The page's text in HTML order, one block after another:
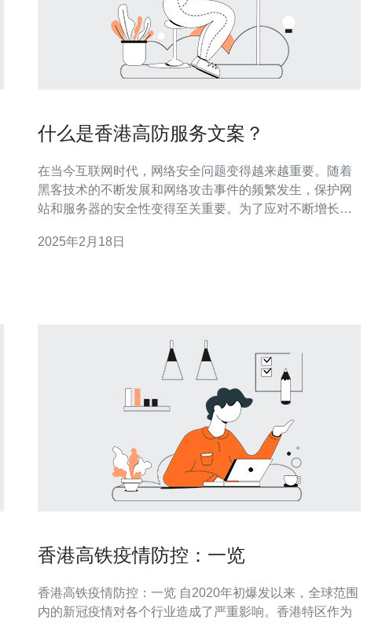
什么是香港高防服务文案？
在当今互联网时代，网络安全问题变得越来越重要。随着
黑客技术的不断发展和网络攻击事件的频繁发生，保护网
站和服务器的安全性变得至关重要。为了应对不断增长的
高防服务是一种网络安全服务，旨在保护网站和服务器免
2025年2月18日
香港高铁疫情防控：一览
香港高铁疫情防控：一览 自2020年初爆发以来，全球范围
内的新冠疫情对各个行业造成了严重影响。香港特区作为